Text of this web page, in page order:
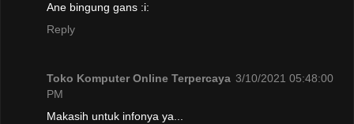
Ane bingung gans :i:
Reply
Toko Komputer Online Terpercaya 3/10/2021 05:48:00
PM
Makasih untuk infonya ya...